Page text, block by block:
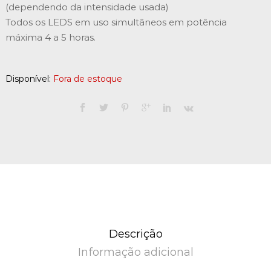
(dependendo da intensidade usada)
Todos os LEDS em uso simultâneos em potência
máxima 4 a 5 horas.
Disponível: Fora de estoque
Descrição
Informação adicional